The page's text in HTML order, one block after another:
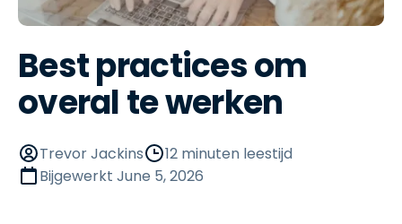
Best practices om
overal te werken
Trevor Jackins
12 minuten leestijd
Bijgewerkt June 5, 2026